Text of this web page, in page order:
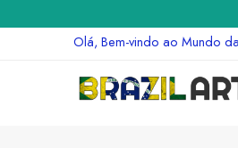
Olá, Bem-vindo ao Mundo